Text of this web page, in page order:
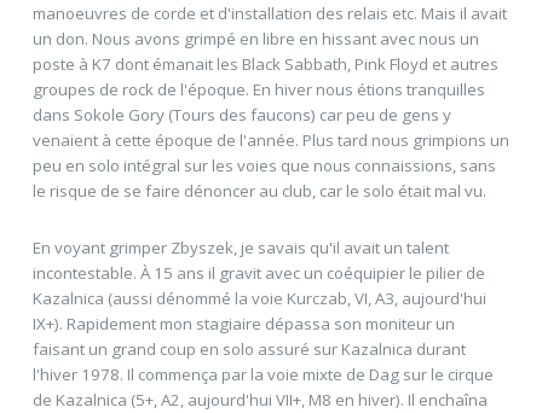
manoeuvres de corde et d'installation des relais etc. Mais il avait
un don. Nous avons grimpé en libre en hissant avec nous un
poste à K7 dont émanait les Black Sabbath, Pink Floyd et autres
groupes de rock de l'époque. En hiver nous étions tranquilles
dans Sokole Gory (Tours des faucons) car peu de gens y
venaient à cette époque de l'année. Plus tard nous grimpions un
peu en solo intégral sur les voies que nous connaissions, sans
le risque de se faire dénoncer au club, car le solo était mal vu.
En voyant grimper Zbyszek, je savais qu'il avait un talent
incontestable. À 15 ans il gravit avec un coéquipier le pilier de
Kazalnica (aussi dénommé la voie Kurczab, VI, A3, aujourd'hui
IX+). Rapidement mon stagiaire dépassa son moniteur un
faisant un grand coup en solo assuré sur Kazalnica durant
l'hiver 1978. Il commença par la voie mixte de Dag sur le cirque
de Kazalnica (5+, A2, aujourd'hui VII+, M8 en hiver). Il enchaîna